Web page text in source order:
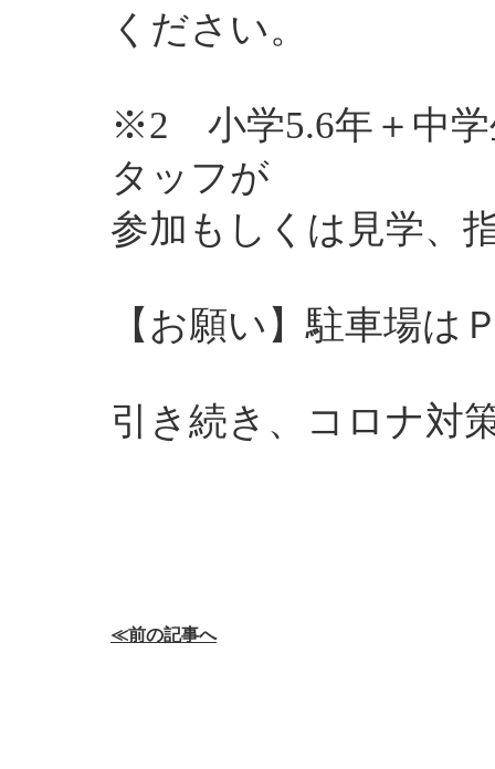
ください。
※2 小学5.6年＋中学
タッフが
参加もしくは見学、
【お願い】駐車場は
引き続き、コロナ対
≪前の記事へ